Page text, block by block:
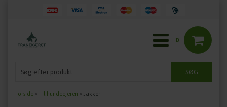
0
Forside » Til hundeejeren » Jakker